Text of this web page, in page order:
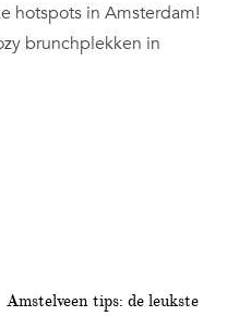
hotspots in Amsterdam!
brunchplekken in
Amstelveen tips: de leukste